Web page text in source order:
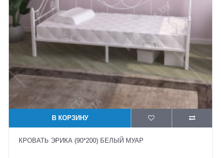
В КОРЗИНУ
КРОВАТЬ ЭРИКА (90*200) БЕЛЫЙ МУАР